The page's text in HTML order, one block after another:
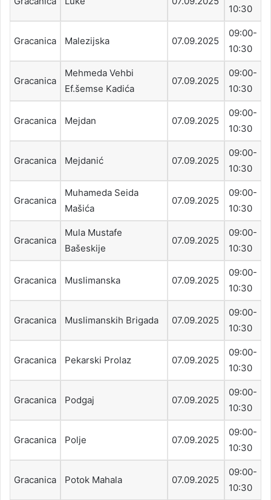
10:30
Gracanica Malezijska 07.09.2025
09:00-
10:30
Gracanica
Mehmeda Vehbi
Ef.šemse Kadića
07.09.2025
09:00-
10:30
Gracanica Mejdan 07.09.2025
09:00-
10:30
Gracanica Mejdanić 07.09.2025
09:00-
10:30
Gracanica
Muhameda Seida
Mašića
07.09.2025
09:00-
10:30
Gracanica
Mula Mustafe
Bašeskije
07.09.2025
09:00-
10:30
Gracanica Muslimanska 07.09.2025
09:00-
10:30
Gracanica Muslimanskih Brigada 07.09.2025
09:00-
10:30
Gracanica Pekarski Prolaz 07.09.2025
09:00-
10:30
Gracanica Podgaj 07.09.2025
09:00-
10:30
Gracanica Polje 07.09.2025
09:00-
10:30
Gracanica Potok Mahala 07.09.2025
09:00-
10:30